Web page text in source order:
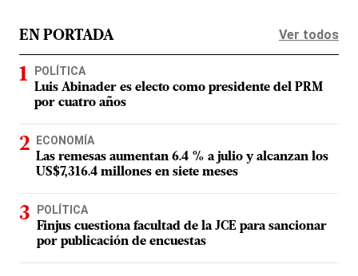
EN PORTADA Ver todos
POLÍTICA
Luis Abinader es electo como presidente del PRM
por cuatro años
ECONOMÍA
Las remesas aumentan 6.4 % a julio y alcanzan los
US$7,316.4 millones en siete meses
POLÍTICA
Finjus cuestiona facultad de la JCE para sancionar
por publicación de encuestas